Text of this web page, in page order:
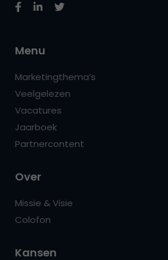
Menu
Marketingthema’s
Veelgelezen
Vacatures
Jaarboek
Partnercontent
Over
Missie & Visie
Colofon
Kansen